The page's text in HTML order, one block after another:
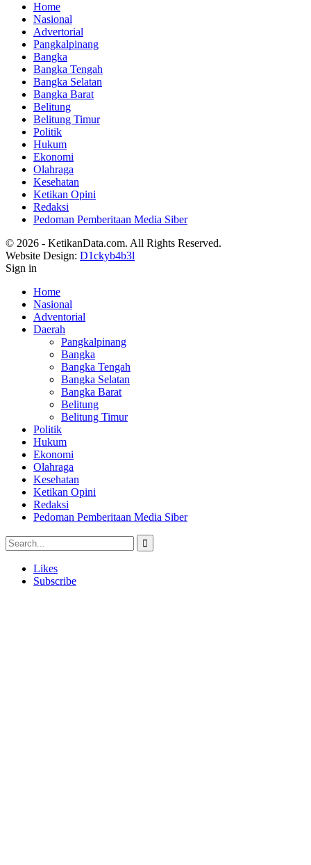
Home
Nasional
Advertorial
Pangkalpinang
Bangka
Bangka Tengah
Bangka Selatan
Bangka Barat
Belitung
Belitung Timur
Politik
Hukum
Ekonomi
Olahraga
Kesehatan
Ketikan Opini
Redaksi
Pedoman Pemberitaan Media Siber
© 2026 - KetikanData.com. All Rights Reserved.
Website Design: D1ckyb4b3l
Sign in
Home
Nasional
Adventorial
Daerah
Pangkalpinang
Bangka
Bangka Tengah
Bangka Selatan
Bangka Barat
Belitung
Belitung Timur
Politik
Hukum
Ekonomi
Olahraga
Kesehatan
Ketikan Opini
Redaksi
Pedoman Pemberitaan Media Siber
Likes
Subscribe